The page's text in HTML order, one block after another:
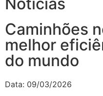
Caminhões
melhor
do mundo
Data: 09/03/2026